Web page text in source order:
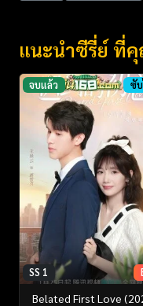
แนะนำซีรี่ย์ ที่
จบแล้ว ซั
SS 1
Belated First Love